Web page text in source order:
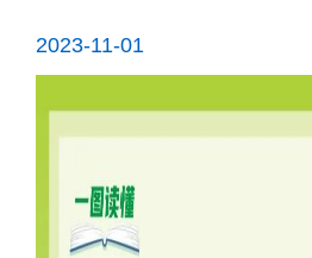
2023-11-01